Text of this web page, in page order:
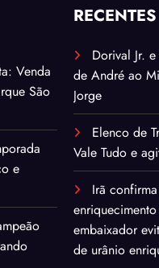
Venda
São
e
RECENTES
Dorival Jr.
de André ao
Jorge
Elenco de
Vale Tudo e
Irã
embaixador
de urânio